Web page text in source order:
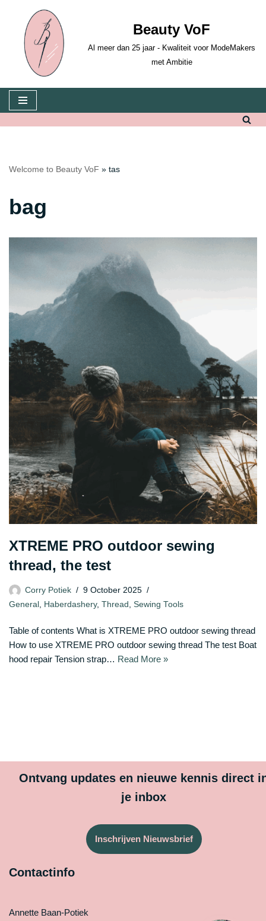
Skip
content
Beauty VoF
Al meer dan 25 jaar - Kwaliteit voor ModeMakers
met Ambitie
Welcome to Beauty VoF » tas
bag
XTREME PRO outdoor sewing
thread, the test
Corry Potiek
9 October 2025
General , Haberdashery, Thread , Sewing Tools
Table of contents What is XTREME PRO outdoor sewing thread
How to use XTREME PRO outdoor sewing thread The test Boat
hood repair Tension strap… Read More »
Ontvang updates en nieuwe kennis direct
je inbox
Inschrijven Nieuwsbrief
Contactinfo
Annette Baan-Potiek